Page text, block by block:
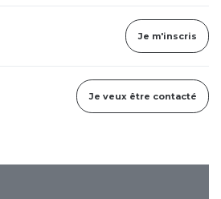
Je m'inscris
Je veux être contacté